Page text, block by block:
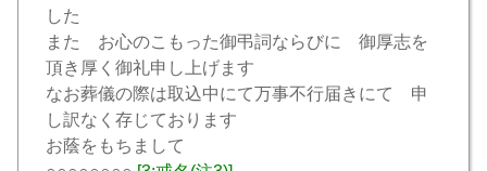
した
また お心のこもった御弔詞ならびに 御厚志を
頂き厚く御礼申し上げます
なお葬儀の際は取込中にて万事不行届きにて 申
し訳なく存じております
お蔭をもちまして